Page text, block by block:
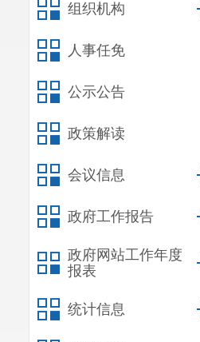
组织机构
人事任免
公示公告
政策解读
会议信息
政府工作报告
政府网站工作年度
报表
统计信息